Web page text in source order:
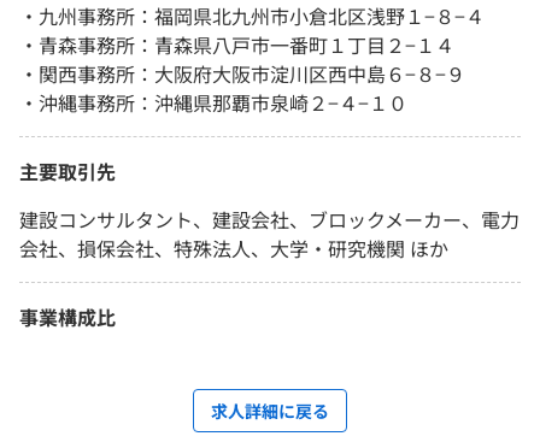
・九州事務所：福岡県北九州市小倉北区浅野１−８−４
・青森事務所：青森県八戸市一番町１丁目２−１４
・関西事務所：大阪府大阪市淀川区西中島６−８−９
・沖縄事務所：沖縄県那覇市泉崎２−４−１０
主要取引先
建設コンサルタント、建設会社、ブロックメーカー、電力
会社、損保会社、特殊法人、大学・研究機関 ほか
事業構成比
求人詳細に戻る